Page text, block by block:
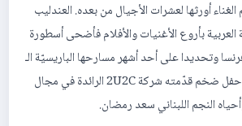
أورثها لعشرات الأجيال من بعده. العندليب
العربية بأروع الأغنيات والأفلام فأضحى أسطورة
وتحديدا على أحد أشهر مسارحها الباريسيّة الـ
Folies Bergere في حفل ضخم قدّمته شركة 2U2C الرائدة في مجال
النجم اللبناني سعد رمضان.